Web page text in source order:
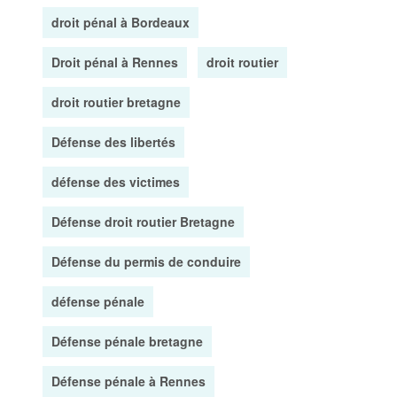
droit pénal à Bordeaux
Droit pénal à Rennes droit routier
droit routier bretagne
Défense des libertés
défense des victimes
Défense droit routier Bretagne
Défense du permis de conduire
défense pénale
Défense pénale bretagne
Défense pénale à Rennes